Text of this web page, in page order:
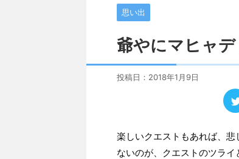
思い出
爺やにマヒャ
投稿日： 2018年1月9日
楽しいクエストもあれば、
ないのが、クエストのツライ